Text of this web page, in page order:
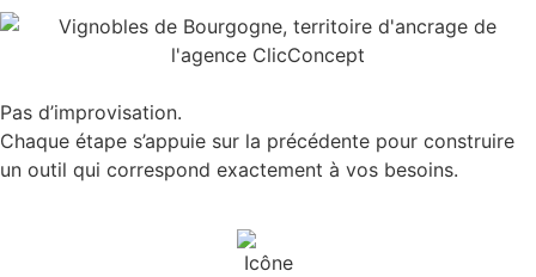
Pas d’improvisation.
Chaque étape s’appuie sur la précédente pour construire
un outil qui correspond exactement à vos besoins.